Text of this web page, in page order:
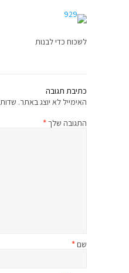
לשכוח כדי לבנות
כתיבת תגובה
האימייל לא יוצג באתר.
התגובה שלך*
שם*